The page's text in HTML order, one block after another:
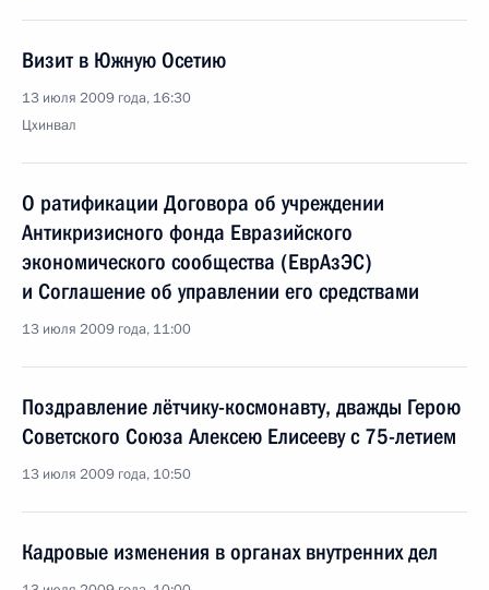
Визит в Южную Осетию
13 июля 2009 года, 16:30
Цхинвал
О ратификации Договора об учреждении
Антикризисного фонда Евразийского
экономического сообщества (ЕврАзЭС)
и Соглашение об управлении его средствами
13 июля 2009 года, 11:00
Поздравление лётчику-космонавту, дважды Герою
Советского Союза Алексею Елисееву с 75-летием
13 июля 2009 года, 10:50
Кадровые изменения в органах внутренних дел